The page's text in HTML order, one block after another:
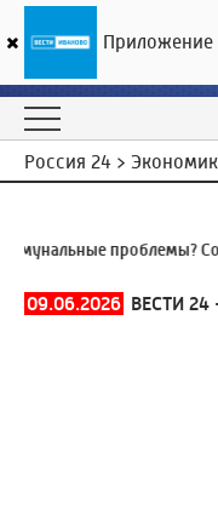
Россия 24 >
проблемы?
09.06.2026 ВЕСТИ
Приложение